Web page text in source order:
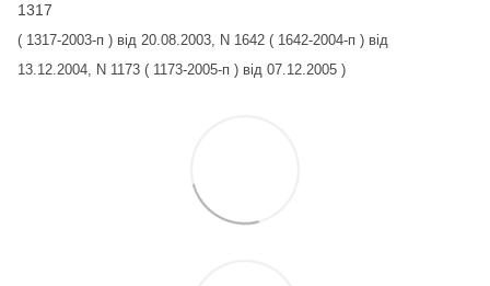
1317
( 1317-2003-п ) від 20.08.2003, N 1642 ( 1642-2004-п ) від
13.12.2004, N 1173 ( 1173-2005-п ) від 07.12.2005 )